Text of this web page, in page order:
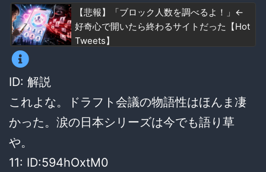
【悲報】「ブロック人数を調べるよ！」←
好奇心で開いたら終わるサイトだった【Hot
Tweets】
ID: 解説
これよな。ドラフト会議の物語性はほんま凄
かった。涙の日本シリーズは今でも語り草
や。
11: ID:594hOxtM0